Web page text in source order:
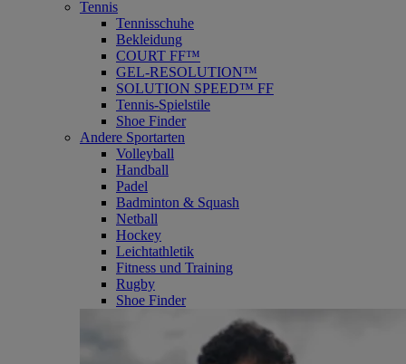
Tennis
Tennisschuhe
Bekleidung
COURT FF™
GEL-RESOLUTION™
SOLUTION SPEED™ FF
Tennis-Spielstile
Shoe Finder
Andere Sportarten
Volleyball
Handball
Padel
Badminton & Squash
Netball
Hockey
Leichtathletik
Fitness und Training
Rugby
Shoe Finder